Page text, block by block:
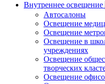
Внутреннее освещение
Автосалоны
Освещение
Освещение
Освещение в
учреждениях
Освещение
творческих
Освещение